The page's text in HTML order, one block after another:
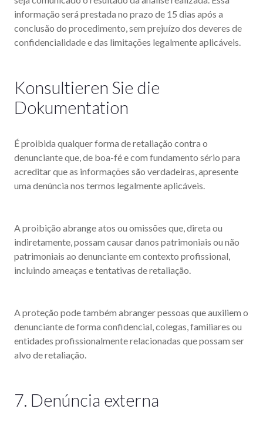
informação será prestada no prazo de 15 dias após a
conclusão do procedimento, sem prejuízo dos deveres de
confidencialidade e das limitações legalmente aplicáveis.
Konsultieren Sie die
Dokumentation
É proibida qualquer forma de retaliação contra o
denunciante que, de boa-fé e com fundamento sério para
acreditar que as informações são verdadeiras, apresente
uma denúncia nos termos legalmente aplicáveis.
A proibição abrange atos ou omissões que, direta ou
indiretamente, possam causar danos patrimoniais ou não
patrimoniais ao denunciante em contexto profissional,
incluindo ameaças e tentativas de retaliação.
A proteção pode também abranger pessoas que auxiliem o
denunciante de forma confidencial, colegas, familiares ou
entidades profissionalmente relacionadas que possam ser
alvo de retaliação.
7. Denúncia externa